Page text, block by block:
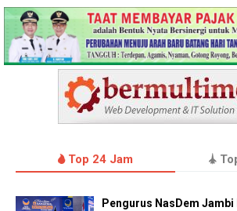
Top 24 Jam
Pengurus NasDem